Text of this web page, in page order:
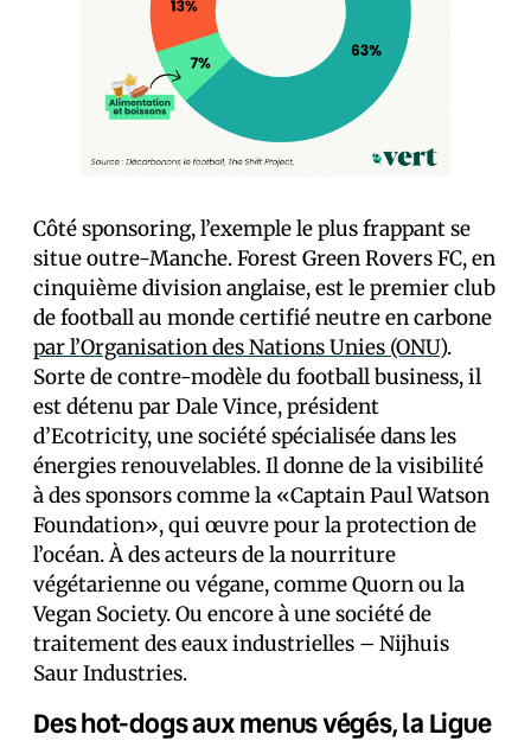
Côté sponsoring, l’exemple le plus frappant se
situe outre-Manche. Forest Green Rovers FC, en
cinquième division anglaise, est le premier club
de football au monde certifié neutre en carbone
par l’Organisation des Nations Unies (ONU).
Sorte de contre-modèle du football business, il
est détenu par Dale Vince, président
d’Ecotricity, une société spécialisée dans les
énergies renouvelables. Il donne de la visibilité
à des sponsors comme la «Captain Paul Watson
Foundation», qui œuvre pour la protection de
l’océan. À des acteurs de la nourriture
végétarienne ou végane, comme Quorn ou la
Vegan Society. Ou encore à une société de
traitement des eaux industrielles – Nijhuis
Saur Industries.
Des hot-dogs aux menus végés, la Ligue